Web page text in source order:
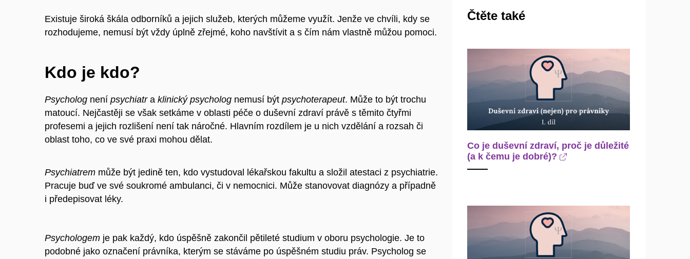
Existuje široká škála odborníků a jejich služeb, kterých můžeme využít. Jenže ve chvíli, kdy se
rozhodujeme, nemusí být vždy úplně zřejmé, koho navštívit a s čím nám vlastně můžou pomoci.
Kdo je kdo?
Psycholog není psychiatr a klinický psycholog nemusí být psychoterapeut. Může to být trochu
matoucí. Nejčastěji se však setkáme v oblasti péče o duševní zdraví právě s těmito čtyřmi
profesemi a jejich rozlišení není tak náročné. Hlavním rozdílem je u nich vzdělání a rozsah či
oblast toho, co ve své praxi mohou dělat.
Psychiatrem může být jedině ten, kdo vystudoval lékařskou fakultu a složil atestaci z psychiatrie.
Pracuje buď ve své soukromé ambulanci, či v nemocnici. Může stanovovat diagnózy a případně
i předepisovat léky.
Psychologem je pak každý, kdo úspěšně zakončil pětileté studium v oboru psychologie. Je to
podobné jako označení právníka, kterým se stáváme po úspěšném studiu práv. Psycholog se
Čtěte také
Co je duševní zdraví, proč je důležité
(a k čemu je dobré)?